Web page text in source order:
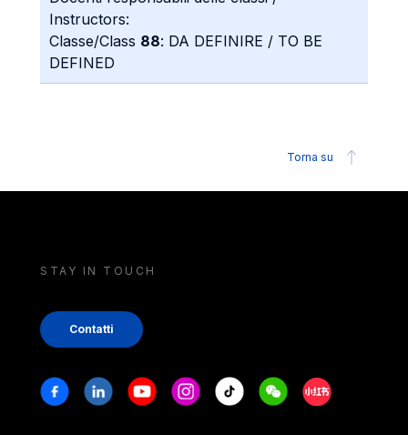
Instructors:
Classe/Class 88: DA DEFINIRE / TO BE
DEFINED
Torna su
STAY IN TOUCH
Contatti
Stay in touch
FacebookLinkedinYoutubeInstagram
Tiktok WeechatXiaohongshu/